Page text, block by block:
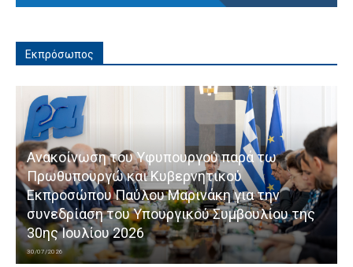
Εκπρόσωπος
Ανακοίνωση του Υφυπουργού παρά τω
Πρωθυπουργώ και Κυβερνητικού
Εκπροσώπου Παύλου Μαρινάκη για την
συνεδρίαση του Υπουργικού Συμβουλίου της
30ης Ιουλίου 2026
30/07/2026